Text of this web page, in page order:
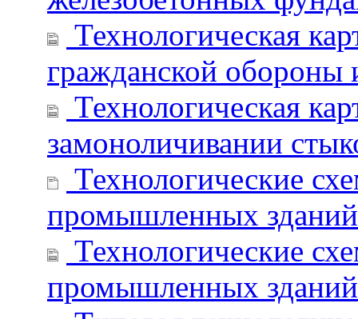
Технологическая
гражданской обороны
Технологическая
замоноличивании
Технологические
промышленных
Технологические
промышленных